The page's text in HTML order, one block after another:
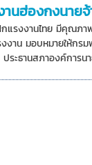
นฮ่องกงนาย
แรงงานไทย มีคุณภา
งงาน มอบหมายให้ก
ะธานสภาองค์การน